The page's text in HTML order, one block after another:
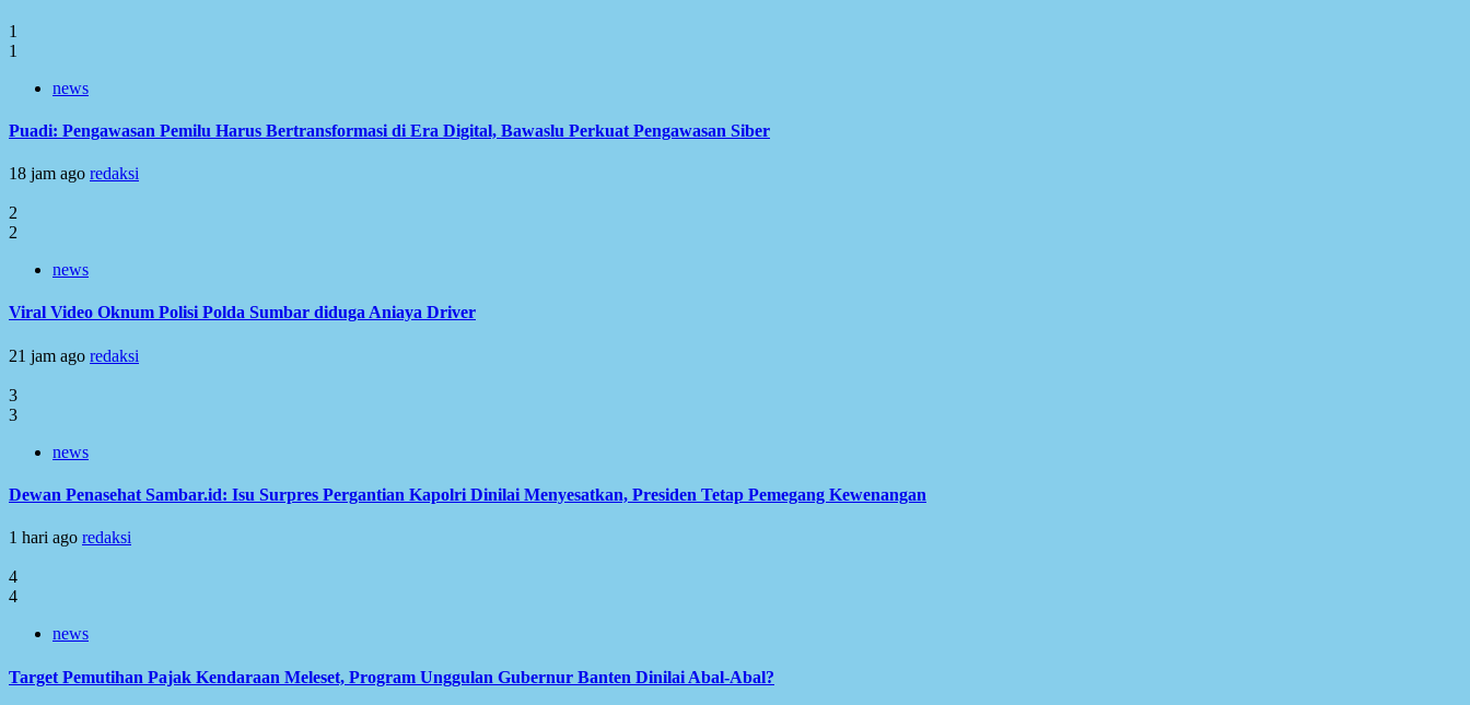
1
1
news
Puadi: Pengawasan Pemilu Harus Bertransformasi di Era Digital, Bawaslu Perkuat Pengawasan Siber
18 jam ago redaksi
2
2
news
Viral Video Oknum Polisi Polda Sumbar diduga Aniaya Driver
21 jam ago redaksi
3
3
news
Dewan Penasehat Sambar.id: Isu Surpres Pergantian Kapolri Dinilai Menyesatkan, Presiden Tetap Pemegang Kewenangan
1 hari ago redaksi
4
4
news
Target Pemutihan Pajak Kendaraan Meleset, Program Unggulan Gubernur Banten Dinilai Abal-Abal?